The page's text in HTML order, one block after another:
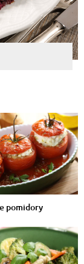
pomidory